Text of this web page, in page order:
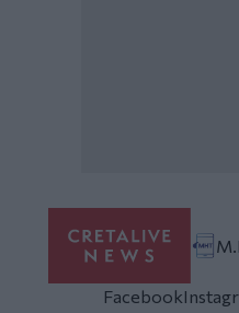
Facebook